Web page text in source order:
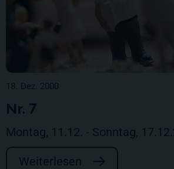
18. Dez. 2000
Nr. 7
Montag, 11.12. - Sonntag,
Weiterlesen